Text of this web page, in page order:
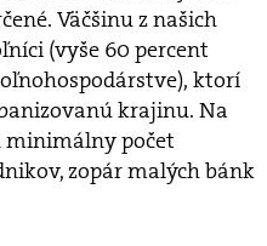
Väčšinu z našich
(vyše 60 percent
ktorí
krajinu. Na
minimálny počet
zopár malých bánk